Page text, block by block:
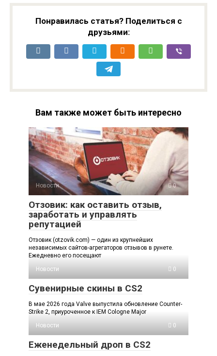
Понравилась статья? Поделиться с
друзьями:
Вам также может быть интересно
Новости 0
Отзовик: как оставить отзыв,
заработать и управлять
репутацией
Отзовик (otzovik.com) — один из крупнейших
независимых сайтов-агрегаторов отзывов в рунете.
Ежедневно его посещают
Новости
0
Сувенирные скины в CS2
В мае 2026 года Valve выпустила обновление Counter-
Strike 2, приуроченное к IEM Cologne Major
Новости
0
Еженедельный дроп в CS2